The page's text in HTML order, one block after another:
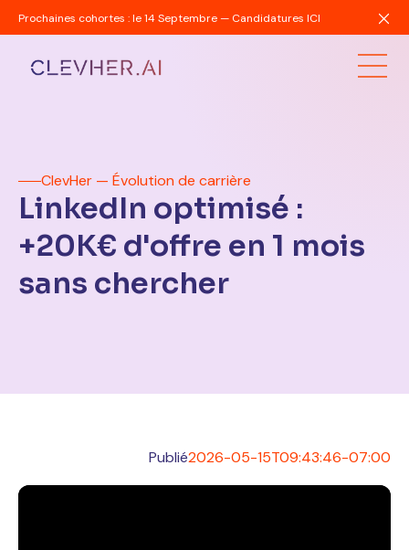
Prochaines cohortes : le 14 Septembre — Candidatures ICI
ClevHer — Évolution de carrière
LinkedIn optimisé :
+20K€ d'offre en 1 mois
sans chercher
Publié2026-05-15T09:43:46-07:00